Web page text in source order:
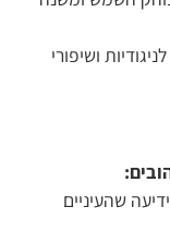
ושיפורי